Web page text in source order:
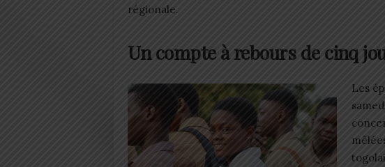
régionale.
Un compte à rebours de cinq
Les